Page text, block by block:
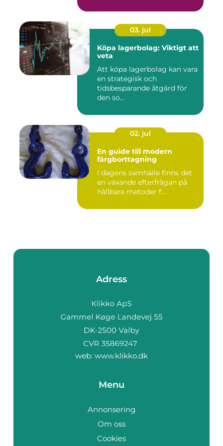
03. jul
Köpa lagerbolag: Viktigt att
veta
Att köpa lagerbolag kan vara
en strategisk och
tidsbesparande åtgärd för
den so...
02. jul
En guide till modern
färgborttagning
I dagens samhälle finns det
en växande efterfrågan på
hållbara metoder f...
Adress
web: www.klikko.dk
Menu
Annonsering
Om oss
Cookies